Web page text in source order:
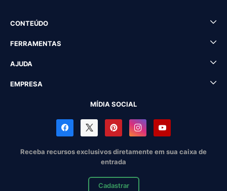
CONTEÚDO
FERRAMENTAS
AJUDA
EMPRESA
MÍDIA SOCIAL
Receba recursos exclusivos diretamente em sua caixa de
entrada
Cadastrar